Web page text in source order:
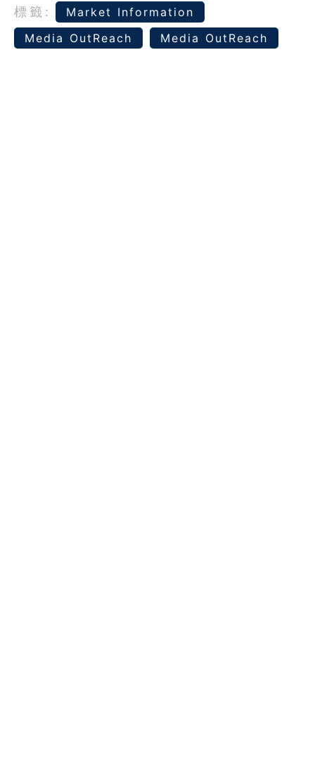
標籤:
Market Information
Media OutReach
Media OutReach